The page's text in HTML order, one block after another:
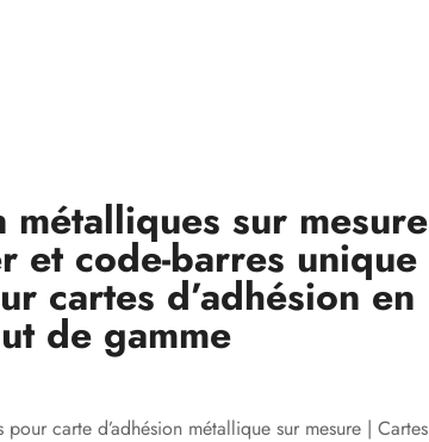
métalliques sur mesure
et code-barres unique
cartes d’adhésion en
de gamme
carte d’adhésion métallique sur mesure | Cartes